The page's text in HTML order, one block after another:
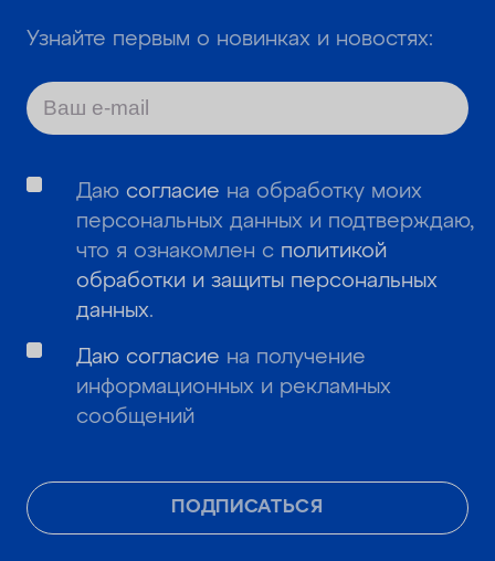
Узнайте первым о новинках и новостях:
ПОДПИСАТЬСЯ
Даю согласие на обработку моих
персональных данных и подтверждаю,
что я ознакомлен с политикой
обработки и защиты персональных
данных.
Даю согласие на получение
информационных и рекламных
сообщений